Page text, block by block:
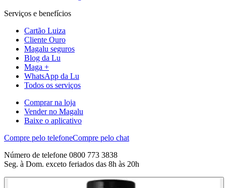
Serviços e benefícios
Cartão Luiza
Cliente Ouro
Magalu seguros
Blog da Lu
Maga +
WhatsApp da Lu
Todos os serviços
Comprar na loja
Vender no Magalu
Baixe o aplicativo
Compre pelo telefoneCompre pelo chat
Número de telefone 0800 773 3838
Seg. à Dom. exceto feriados das 8h às 20h